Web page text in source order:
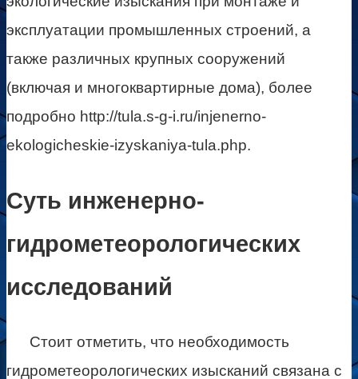
эксплуатации промышленных строений, а
также различных крупных сооружений
(включая и многоквартирные дома), более
подробно http://tula.s-g-i.ru/injenerno-
ekologicheskie-izyskaniya-tula.php.
Суть инженерно-
гидрометеорологических
исследований
Стоит отметить, что необходимость
гидрометеорологических изысканий связана с